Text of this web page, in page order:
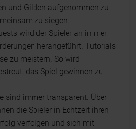
und Gilden aufgenommen zu
zu siegen.
wird der Spieler an immer
herangeführt. Tutorials
zu meistern. So wird
das Spiel gewinnen zu
sind immer transparent. Über
die Spieler in Echtzeit ihren
verfolgen und sich mit